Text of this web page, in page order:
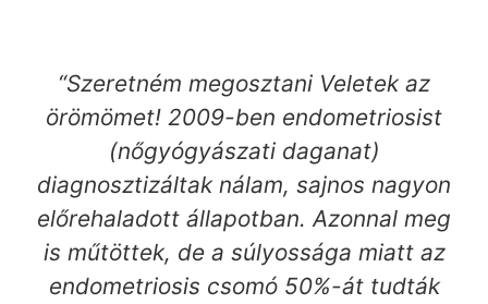
“Szeretném megosztani Veletek az
örömömet! 2009-ben endometriosist
(nőgyógyászati daganat)
diagnosztizáltak nálam, sajnos nagyon
előrehaladott állapotban. Azonnal meg
is műtöttek, de a súlyossága miatt az
endometriosis csomó 50%-át tudták